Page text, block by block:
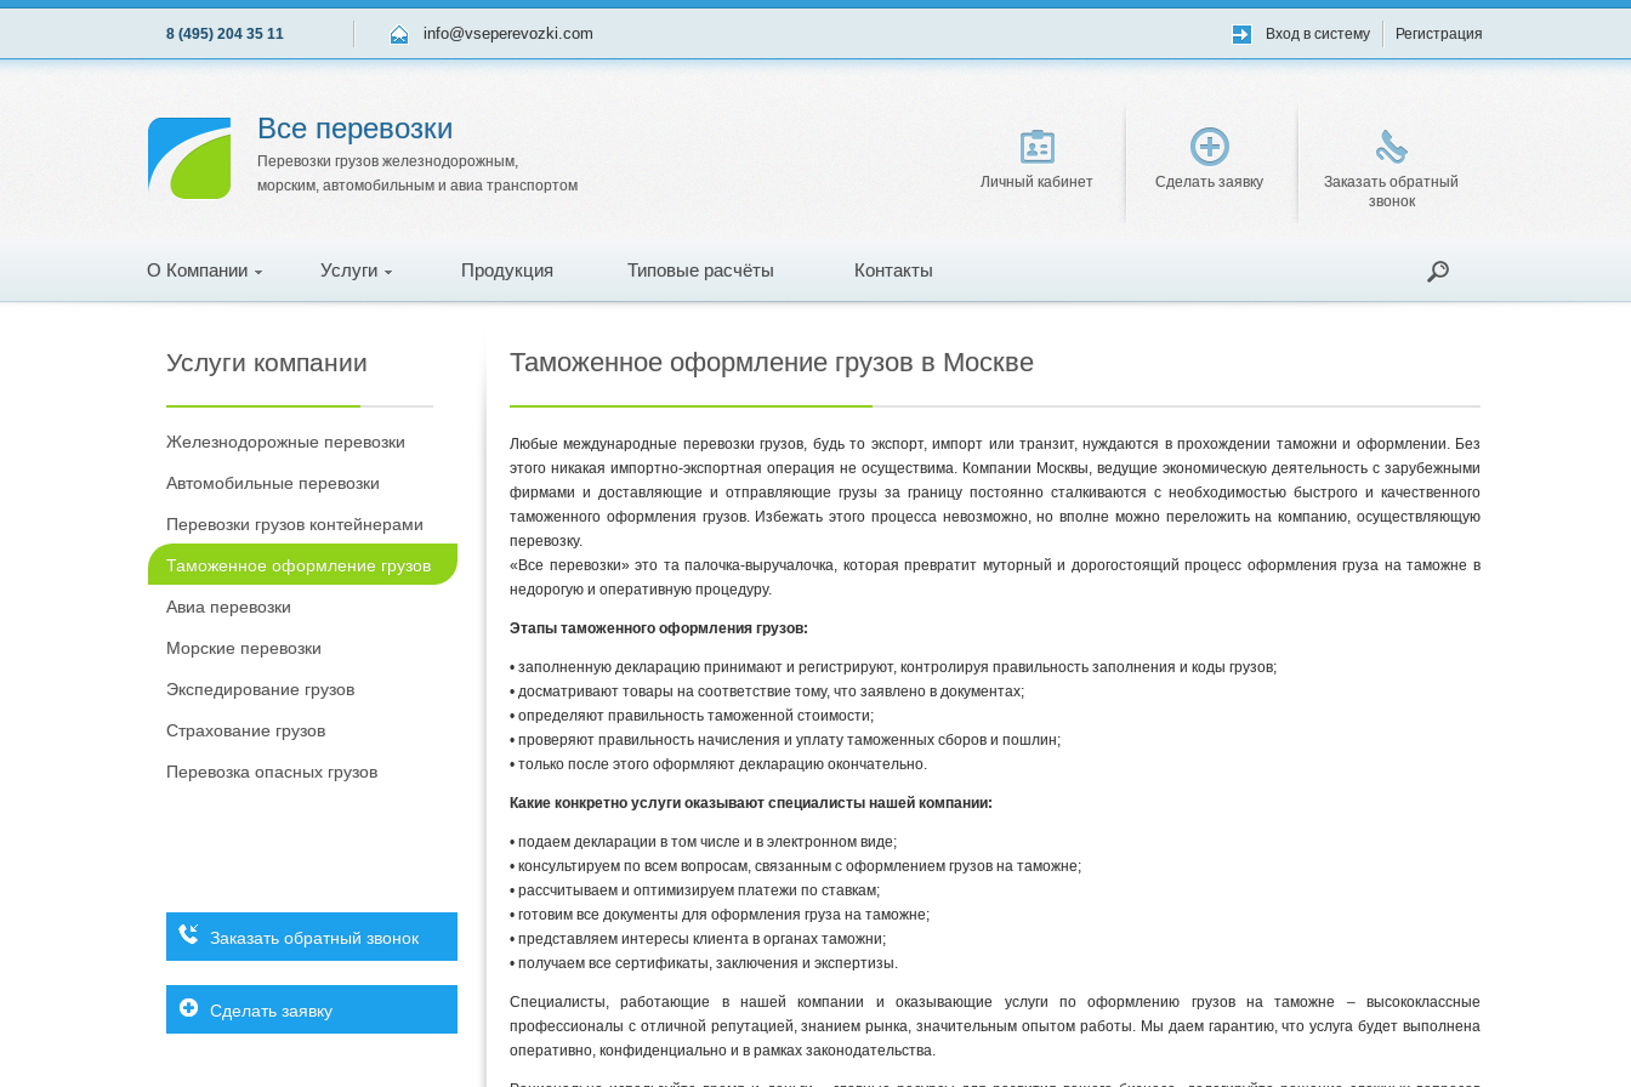
Вход в систему Регистрация
8 (495) 204 35 11 info@vseperevozki.com
Все перевозки
Перевозки грузов железнодорожным,
морским, автомобильным и авиа транспортом
Личный кабинет Сделать заявку
Заказать обратный
звонок
О Компании Услуги Продукция Типовые расчёты Контакты
Услуги компании
Железнодорожные перевозки
Автомобильные перевозки
Перевозки грузов контейнерами
Таможенное оформление грузов
Авиа перевозки
Морские перевозки
Экспедирование грузов
Страхование грузов
Перевозка опасных грузов
Заказать обратный звонок
Сделать заявку
Таможенное оформление грузов в Москве
Любые международные перевозки грузов, будь то экспорт, импорт или транзит, нуждаются в прохождении таможни и оформлении. Без
этого никакая импортно-экспортная операция не осуществима. Компании Москвы, ведущие экономическую деятельность с зарубежными
фирмами и доставляющие и отправляющие грузы за границу постоянно сталкиваются с необходимостью быстрого и качественного
таможенного оформления грузов. Избежать этого процесса невозможно, но вполне можно переложить на компанию, осуществляющую
перевозку.
«Все перевозки» это та палочка-выручалочка, которая превратит муторный и дорогостоящий процесс оформления груза на таможне в
недорогую и оперативную процедуру.
Этапы таможенного оформления грузов:
• заполненную декларацию принимают и регистрируют, контролируя правильность заполнения и коды грузов;
• досматривают товары на соответствие тому, что заявлено в документах;
• определяют правильность таможенной стоимости;
• проверяют правильность начисления и уплату таможенных сборов и пошлин;
• только после этого оформляют декларацию окончательно.
Какие конкретно услуги оказывают специалисты нашей компании:
• подаем декларации в том числе и в электронном виде;
• консультируем по всем вопросам, связанным с оформлением грузов на таможне;
• рассчитываем и оптимизируем платежи по ставкам;
• готовим все документы для оформления груза на таможне;
• представляем интересы клиента в органах таможни;
• получаем все сертификаты, заключения и экспертизы.
Специалисты, работающие в нашей компании и оказывающие услуги по оформлению грузов на таможне – высококлассные
профессионалы с отличной репутацией, знанием рынка, значительным опытом работы. Мы даем гарантию, что услуга будет выполнена
оперативно, конфиденциально и в рамках законодательства.